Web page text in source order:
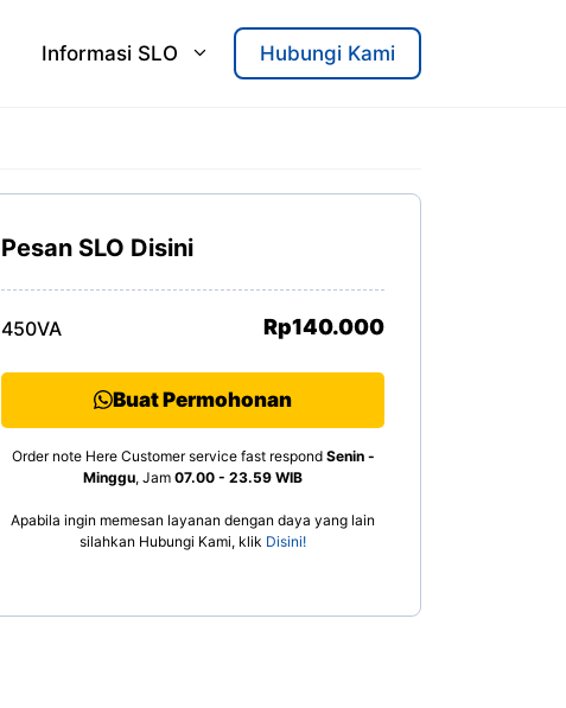
Informasi SLO Hubungi Kami
Pesan SLO Disini
450VA Rp140.000
Buat Permohonan
Order note Here Customer service fast respond Senin -
Minggu, Jam 07.00 - 23.59 WIB
Apabila ingin memesan layanan dengan daya yang lain
silahkan Hubungi Kami, klik Disini!